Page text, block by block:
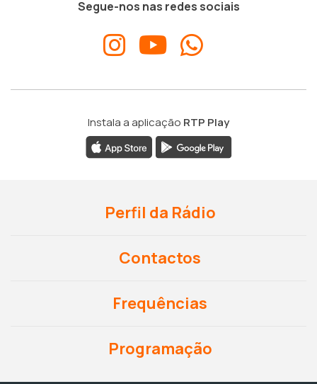
Segue-nos nas redes sociais
Instala a aplicação RTP Play
Perfil da Rádio
Contactos
Frequências
Programação